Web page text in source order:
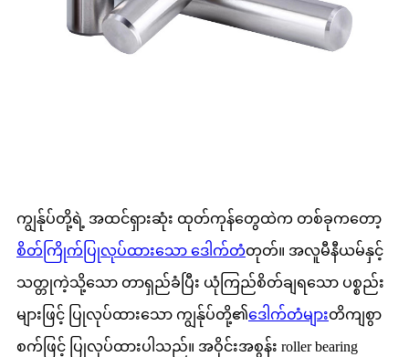
ကျွန်ုပ်တို့ရဲ့ အထင်ရှားဆုံး ထုတ်ကုန်တွေထဲက တစ်ခုကတော့
စိတ်ကြိုက်ပြုလုပ်ထားသော ဒေါက်တံတုတ်။ အလူမီနီယမ်နှင့်
သတ္တုကဲ့သို့သော တာရှည်ခံပြီး ယုံကြည်စိတ်ချရသော ပစ္စည်း
များဖြင့် ပြုလုပ်ထားသော ကျွန်ုပ်တို့၏ဒေါက်တံများတိကျစွာ
စက်ဖြင့် ပြုလုပ်ထားပါသည်။ အဝိုင်းအစွန်း roller bearing